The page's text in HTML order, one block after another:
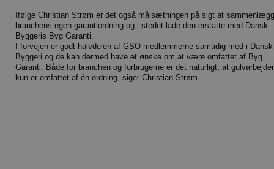
Ifølge Christian Strøm er det også målsætningen på sigt at
branchens egen garantiordning og i stedet lade den erstatte med Dansk
Byggeris Byg Garanti.
I forvejen er godt halvdelen af GSO-medlemmerne samtidig med i Dansk
Byggeri og de kan dermed have et ønske om at være omfattet af Byg
Garanti. Både for branchen og forbrugerne er det naturligt, at
kun er omfattet af én ordning, siger Christian Strøm.